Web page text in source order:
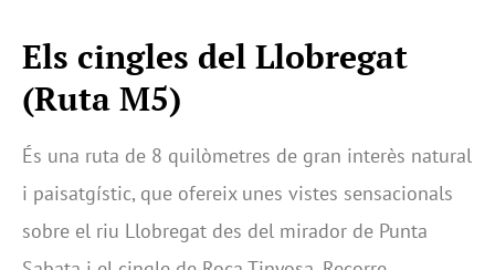
Els cingles del Llobregat
(Ruta M5)
És una ruta de 8 quilòmetres de gran interès natural
i paisatgístic, que ofereix unes vistes sensacionals
sobre el riu Llobregat des del mirador de Punta